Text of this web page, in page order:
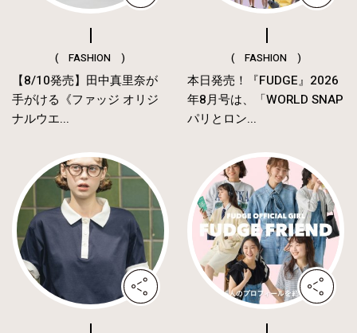
( FASHION )
【8/10発売】田中真里奈が
手がける《ファッジ オリジ
ナルウエ...
( FASHION )
本日発売！『FUDGE』2026
年8月号は、「WORLD SNAP
パリとロン...